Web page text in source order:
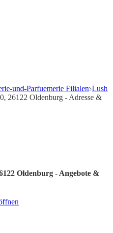
und-Parfuemerie Filialen Lush
26122 Oldenburg - Adresse &
Oldenburg - Angebote &